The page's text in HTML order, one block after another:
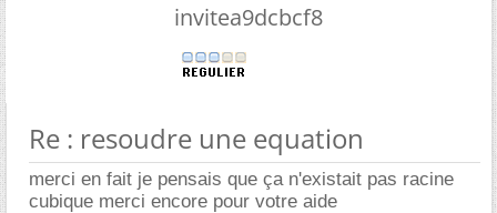
invitea9dcbcf8
Re : resoudre une equation
merci en fait je pensais que ça n'existait pas racine
cubique merci encore pour votre aide